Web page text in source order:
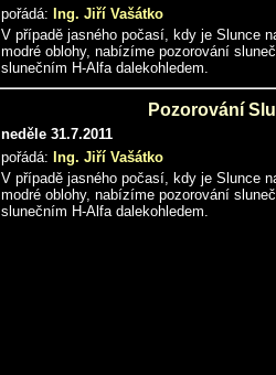
pořádá: Ing. Jiří Vašátko
V případě jasného počasí, kdy je Slunce
modré oblohy, nabízíme pozorování
slunečním H-Alfa dalekohledem.
Pozorování
neděle 31.7.2011
pořádá: Ing. Jiří Vašátko
V případě jasného počasí, kdy je Slunce
modré oblohy, nabízíme pozorování
slunečním H-Alfa dalekohledem.